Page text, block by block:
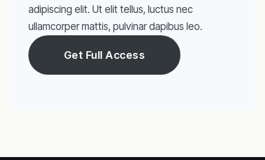
adipiscing elit. Ut elit tellus, luctus nec
ullamcorper mattis, pulvinar dapibus leo.
Get Full Access